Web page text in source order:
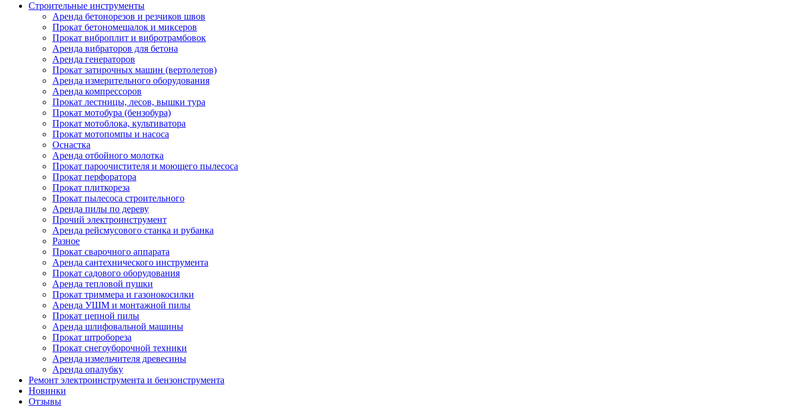
Строительные инструменты
Аренда бетонорезов и резчиков швов
Прокат бетономешалок и миксеров
Прокат виброплит и вибротрамбовок
Аренда вибраторов для бетона
Аренда генераторов
Прокат затирочных машин (вертолетов)
Аренда измерительного оборудования
Аренда компрессоров
Прокат лестницы, лесов, вышки тура
Прокат мотобура (бензобура)
Прокат мотоблока, культиватора
Прокат мотопомпы и насоса
Оснастка
Аренда отбойного молотка
Прокат пароочистителя и моющего пылесоса
Прокат перфоратора
Прокат плиткореза
Прокат пылесоса строительного
Аренда пилы по дереву
Прочий электроинструмент
Аренда рейсмусового станка и рубанка
Разное
Прокат сварочного аппарата
Аренда сантехнического инструмента
Прокат садового оборудования
Аренда тепловой пушки
Прокат триммера и газонокосилки
Аренда УШМ и монтажной пилы
Прокат цепной пилы
Аренда шлифовальной машины
Прокат штробореза
Прокат снегоуборочной техники
Аренда измельчителя древесины
Аренда опалубку
Ремонт электроинструмента и бензонструмента
Новинки
Отзывы